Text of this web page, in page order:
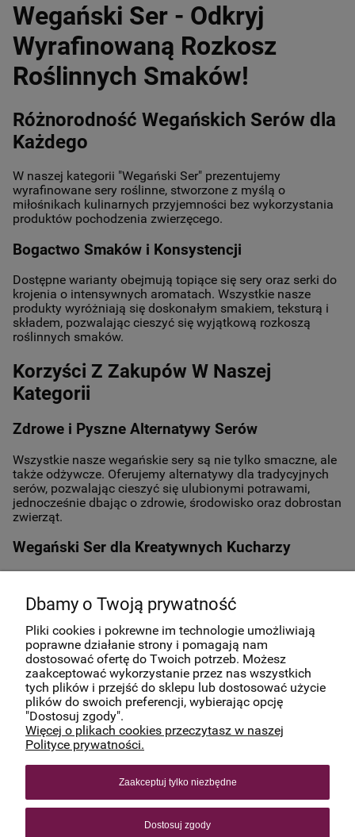
Wegański Ser - Odkryj
Wyrafinowaną Rozkosz
Roślinnych Smaków!
Różnorodność Wegańskich Serów dla
Każdego
W naszej kategorii "Wegański Ser" prezentujemy
wyrafinowane sery roślinne, stworzone z myślą o
miłośnikach kulinarnych przyjemności bez wykorzystania
produktów pochodzenia zwierzęcego.
Bogactwo Smaków i Konsystencji
Dostępne warianty obejmują topiące się sery oraz serki do
krojenia o intensywnych aromatach. Wszystkie nasze
produkty wyróżniają się doskonałym smakiem, teksturą i
składem, pozwalając cieszyć się wyjątkową rozkoszą
roślinnych smaków.
Korzyści Z Zakupów W Naszej
Kategorii
Zdrowe i Pyszne Alternatywy Serów
Wszystkie nasze wegańskie sery są nie tylko smaczne, ale
także odżywcze. Oferujemy alternatywy dla tradycyjnych
serów, pozwalając cieszyć się ulubionymi potrawami,
jednocześnie dbając o zdrowie, środowisko oraz dobrostan
zwierząt.
Wegański Ser dla Kreatywnych Kucharzy
kanapki, dania zapiekane, czy klasyczne serowe przekąski,
serów.
PLANEAT
INFORMACJE
Wszystkie prawa zastrzeżone.
Dbamy o Twoją prywatność
Pliki cookies i pokrewne im technologie umożliwiają
poprawne działanie strony i pomagają nam
dostosować ofertę do Twoich potrzeb. Możesz
zaakceptować wykorzystanie przez nas wszystkich
tych plików i przejść do sklepu lub dostosować użycie
plików do swoich preferencji, wybierając opcję
"Dostosuj zgody".
Więcej o plikach cookies przeczytasz w naszej
Polityce prywatności.
Zaakceptuj tylko niezbędne
Dostosuj zgody